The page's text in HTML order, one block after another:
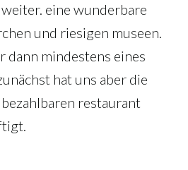
eine wunderbare
und riesigen museen.
dann mindestens eines
hat uns aber die
restaurant